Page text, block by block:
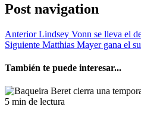
Post navigation
AnteriorLindsey Vonn se lleva el
Siguiente Matthias Mayer gana el
También te puede interesar...
5 min de lectura